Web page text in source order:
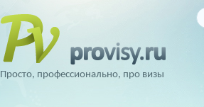
Просто, профессионально, про визы